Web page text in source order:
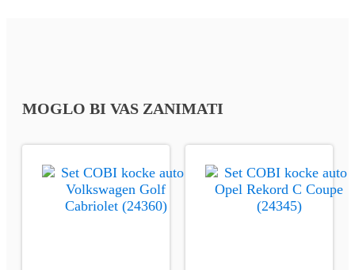
MOGLO BI VAS ZANIMATI